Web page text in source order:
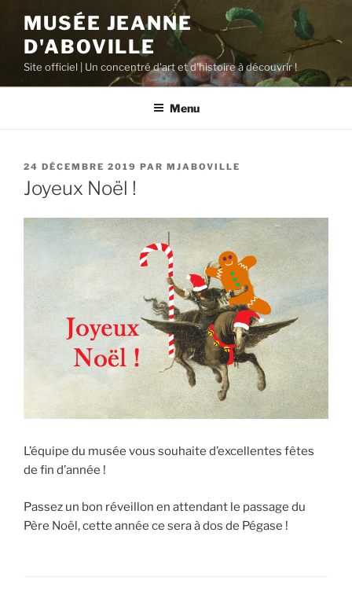
contenu
principal
MUSÉE JEANNE
D'ABOVILLE
Site officiel | Un concentré d'art et d'histoire à découvrir !
Menu
PUBLIÉ
LE
24 DÉCEMBRE 2019 PAR MJABOVILLE
Joyeux Noël !
L’équipe du musée vous souhaite d’excellentes fêtes
de fin d’année !
Passez un bon réveillon en attendant le passage du
Père Noël, cette année ce sera à dos de Pégase !